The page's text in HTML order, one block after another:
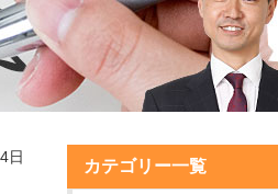
日 カテゴリー一覧